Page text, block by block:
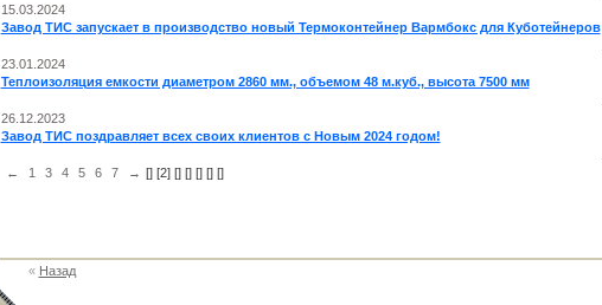
15.03.2024
Завод ТИС запускает в производство новый Термоконтейнер Вармбокс для Куботейнеров
23.01.2024
Теплоизоляция емкости диаметром 2860 мм., объемом 48 м.куб., высота 7500 мм
26.12.2023
Завод ТИС поздравляет всех своих клиентов с Новым 2024 годом!
←
[
1 ] [2] [
3 ] [
4 ] [
5 ] [
6 ] [
7 ]
→
« Назад